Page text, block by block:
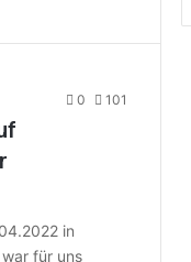
0 101
in
für uns